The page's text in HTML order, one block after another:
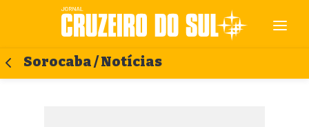
Sorocaba / Notícias